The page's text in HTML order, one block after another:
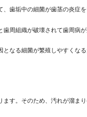
歯垢中の細菌が歯茎の炎症
周組織が破壊されて歯周病が
なる細菌が繁殖しやすくな
す。そのため、汚れが溜ま